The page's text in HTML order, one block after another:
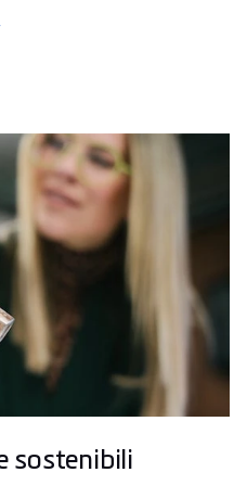
sostenibili